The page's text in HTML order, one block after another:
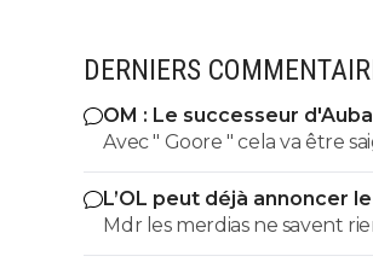
DERNIERS
OM : Le successeur
déniché en Belgique
Avec " Goore " cela va
L’OL peut déjà annoncer
Fonseca
Mdr les merdias ne savent